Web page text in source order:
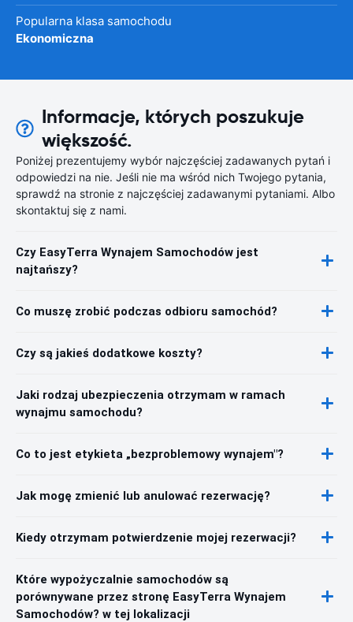
Popularna klasa samochodu
Ekonomiczna
Informacje, których poszukuje
większość.
Poniżej prezentujemy wybór najczęściej zadawanych pytań i
odpowiedzi na nie. Jeśli nie ma wśród nich Twojego pytania,
sprawdź na stronie z najczęściej zadawanymi pytaniami. Albo
skontaktuj się z nami.
Czy EasyTerra Wynajem Samochodów jest
najtańszy?
Co muszę zrobić podczas odbioru samochód?
Czy są jakieś dodatkowe koszty?
Jaki rodzaj ubezpieczenia otrzymam w ramach
wynajmu samochodu?
Co to jest etykieta „bezproblemowy wynajem"?
Jak mogę zmienić lub anulować rezerwację?
Kiedy otrzymam potwierdzenie mojej rezerwacji?
Które wypożyczalnie samochodów są
porównywane przez stronę EasyTerra Wynajem
Samochodów? w tej lokalizacji